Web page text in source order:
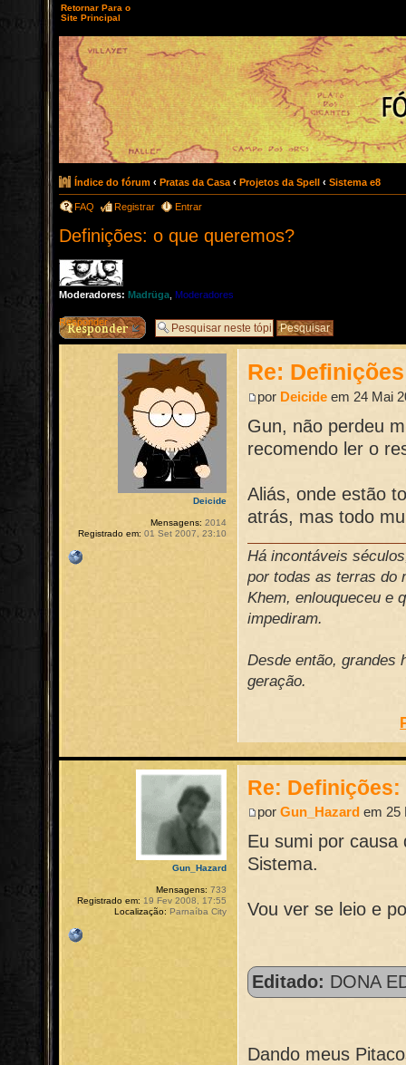
Retornar Para o
Site Principal
Índice do fórum ‹ Pratas da Casa ‹ Projetos da Spell ‹ Sistema e8
FAQ Registrar Entrar
Definições: o que queremos?
Moderadores: Madrüga Moderadores
Responder
Re:
por Deicide em 24 Mai
Gun, não perdeu
recomendo ler o
Aliás, onde estão
atrás, mas todo
Há incontáveis
por todas as terras do
Khem, enlouqueceu e
impediram.
Desde então, grandes
geração.
Deicide
Mensagens: 2014
Registrado em: 01 Set 2007, 23:10
Re:
porGun_Hazard em 25
Eu sumi por causa
Sistema.
Vou ver se leio e
Editado: DONA
Dando meus
Gun_Hazard
Mensagens: 733
Registrado em: 19 Fev 2008, 17:55
Localização: Parnaíba City